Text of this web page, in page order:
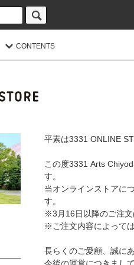
CONTENTS
平素は3331 ONLINE
この度3331 Arts
す。
当オンラインストアに
す。
※3月16日以降のご注文
※ご注文内容によって
長らくのご愛顧、誠に